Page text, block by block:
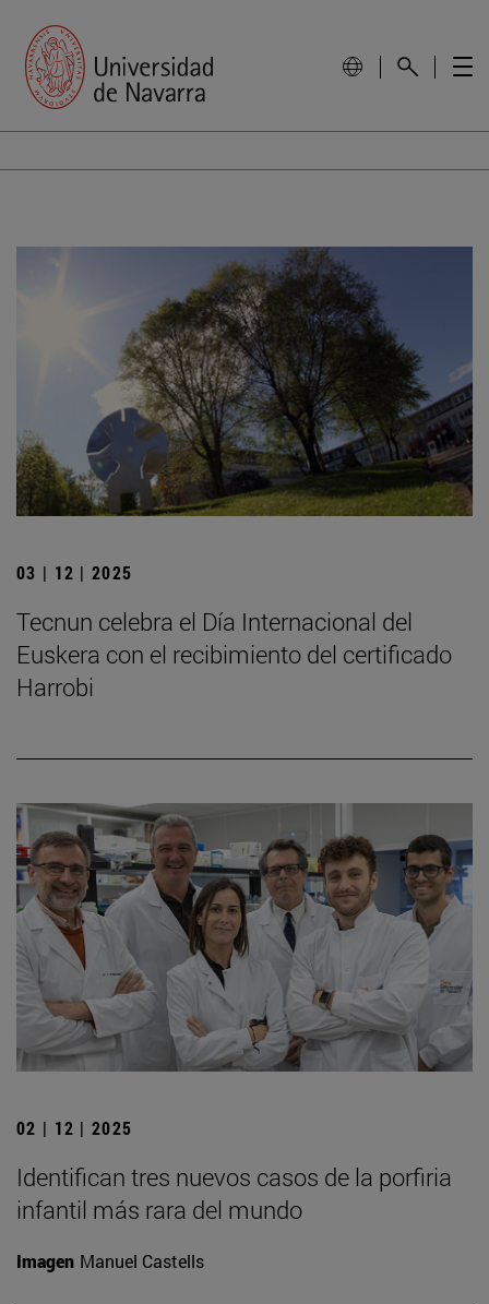
03 | 12 | 2025
Tecnun celebra el Día Internacional del
Euskera con el recibimiento del certificado
Harrobi
02 | 12 | 2025
Identifican tres nuevos casos de la porfiria
infantil más rara del mundo
Imagen Manuel Castells